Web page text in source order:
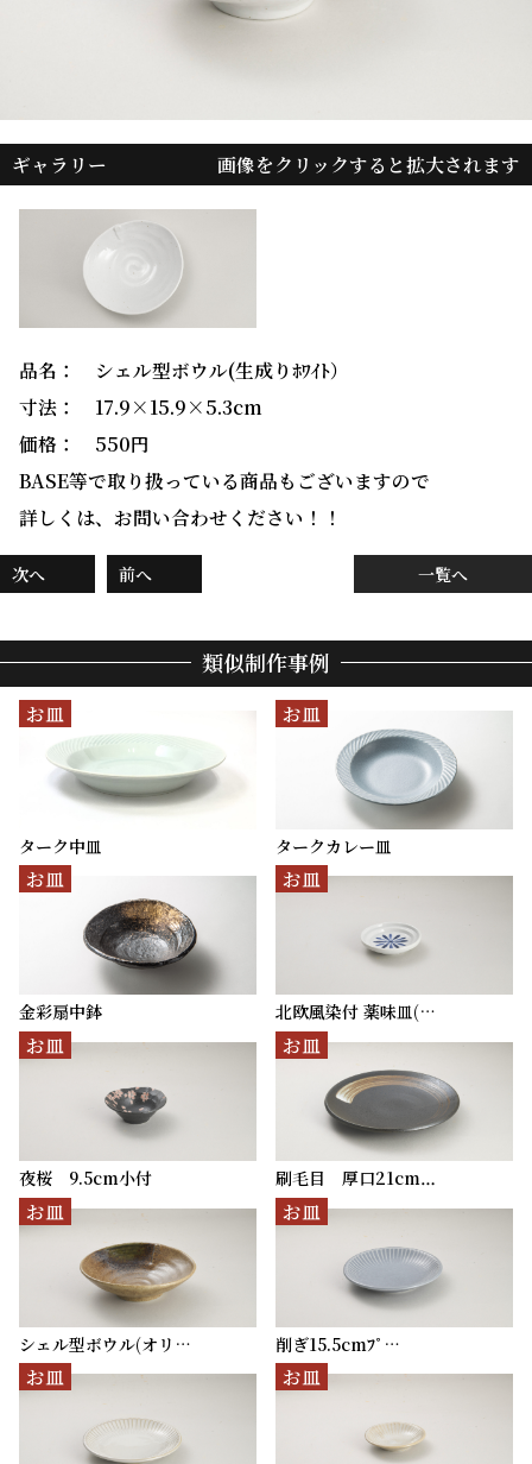
ギャラリー 画像をクリックすると拡大されます
品名： シェル型ボウル(生成りﾎﾜｲﾄ）
寸法： 17.9×15.9×5.3cm
価格： 550円
BASE等で取り扱っている商品もございますので
詳しくは、お問い合わせください！！
次へ 前へ 一覧へ
類似制作事例
お皿
ターク中皿
お皿
タークカレー皿
お皿
金彩扇中鉢
お皿
北欧風染付 薬味皿(…
お皿
夜桜 9.5cm小付
お皿
刷毛目 厚口21cm…
お皿
シェル型ボウル(オリ…
お皿
削ぎ15.5cmﾌﾟ…
お皿 お皿